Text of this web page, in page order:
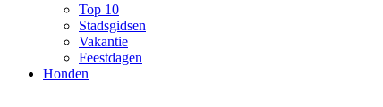
Top 10
Stadsgidsen
Vakantie
Feestdagen
Honden